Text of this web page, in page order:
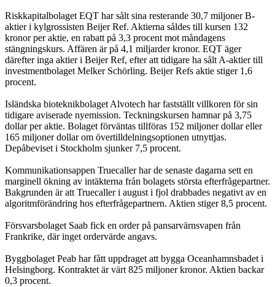
Riskkapitalbolaget EQT har sålt sina resterande 30,7 miljoner B-
aktier i kylgrossisten Beijer Ref. Aktierna såldes till kursen 132
kronor per aktie, en rabatt på 3,3 procent mot måndagens
stängningskurs. Affären är på 4,1 miljarder kronor. EQT äger
därefter inga aktier i Beijer Ref, efter att tidigare ha sålt A-aktier till
investmentbolaget Melker Schörling. Beijer Refs aktie stiger 1,6
procent.
Isländska bioteknikbolaget Alvotech har fastställt villkoren för sin
tidigare aviserade nyemission. Teckningskursen hamnar på 3,75
dollar per aktie. Bolaget förväntas tillföras 152 miljoner dollar eller
165 miljoner dollar om övertilldelningsoptionen utnyttjas.
Depåbeviset i Stockholm sjunker 7,5 procent.
Kommunikationsappen Truecaller har de senaste dagarna sett en
marginell ökning av intäkterna från bolagets största efterfrågepartner.
Bakgrunden är att Truecaller i august i fjol drabbades negativt av en
algoritmförändring hos efterfrågepartnern. Aktien stiger 8,5 procent.
Försvarsbolaget Saab fick en order på pansarvärnsvapen från
Frankrike, där inget ordervärde angavs.
Byggbolaget Peab har fått uppdraget att bygga Oceanhamnsbadet i
Helsingborg. Kontraktet är värt 825 miljoner kronor. Aktien backar
0,3 procent.